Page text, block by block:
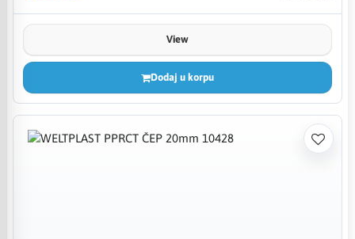
View
Dodaj u korpu